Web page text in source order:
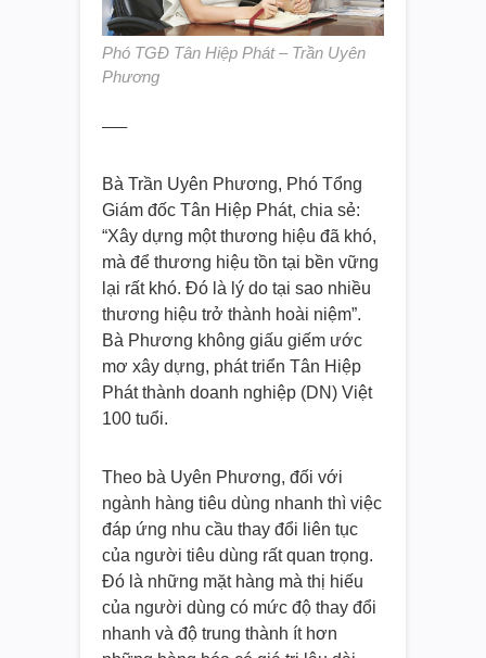
Phó TGĐ Tân Hiệp Phát – Trần Uyên
Phương
—–
Bà Trần Uyên Phương, Phó Tổng
Giám đốc Tân Hiệp Phát, chia sẻ:
“Xây dựng một thương hiệu đã khó,
mà để thương hiệu tồn tại bền vững
lại rất khó. Đó là lý do tại sao nhiều
thương hiệu trở thành hoài niệm”.
Bà Phương không giấu giếm ước
mơ xây dựng, phát triển Tân Hiệp
Phát thành doanh nghiệp (DN) Việt
100 tuổi.
Theo bà Uyên Phương, đối với
ngành hàng tiêu dùng nhanh thì việc
đáp ứng nhu cầu thay đổi liên tục
của người tiêu dùng rất quan trọng.
Đó là những mặt hàng mà thị hiếu
của người dùng có mức độ thay đổi
nhanh và độ trung thành ít hơn